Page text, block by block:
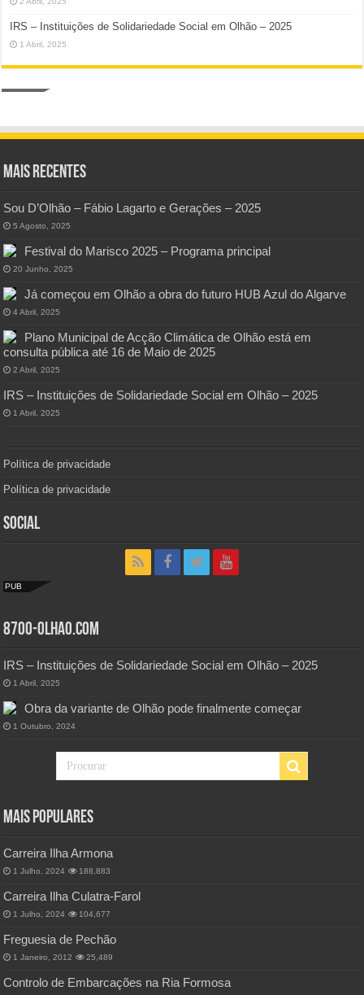
IRS – Instituições de Solidariedade Social em Olhão – 2025
1 Abril, 2025
Mais Recentes
Sou D’Olhão – Fábio Lagarto e Gerações – 2025
5 Agosto, 2025
Festival do Marisco 2025 – Programa principal
20 Junho, 2025
Já começou em Olhão a obra do futuro HUB Azul do Algarve
4 Abril, 2025
Plano Municipal de Acção Climática de Olhão está em
consulta pública até 16 de Maio de 2025
2 Abril, 2025
IRS – Instituições de Solidariedade Social em Olhão – 2025
1 Abril, 2025
Política de privacidade
Política de privacidade
Social
PUB
8700-Olhao.com
IRS – Instituições de Solidariedade Social em Olhão – 2025
1 Abril, 2025
Obra da variante de Olhão pode finalmente começar
1 Outubro, 2024
Mais Populares
Carreira Ilha Armona
1 Julho, 2024 188,883
Carreira Ilha Culatra-Farol
1 Julho, 2024 104,677
Freguesia de Pechão
1 Janeiro, 2012 25,489
Controlo de Embarcações na Ria Formosa